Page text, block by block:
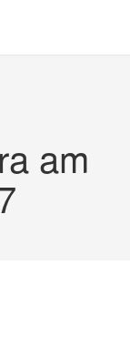
am